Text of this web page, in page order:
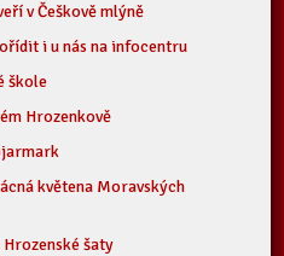
v Češkově mlýně
i u nás na infocentru
škole
Hrozenkově
květena Moravských
šaty